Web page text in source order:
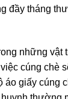
đầy tháng
những
cúng chè
giấy cúng